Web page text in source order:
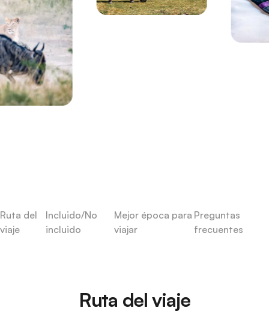
Ruta del
viaje
Incluido/No
incluido
Mejor época para
viajar
Preguntas
frecuentes
Ruta del viaje